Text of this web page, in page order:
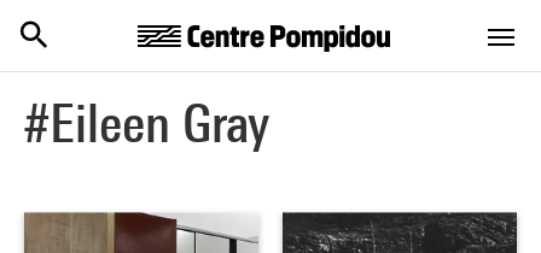
#Eileen Gray